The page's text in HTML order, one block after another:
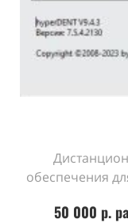
обеспечения
50 000 р.